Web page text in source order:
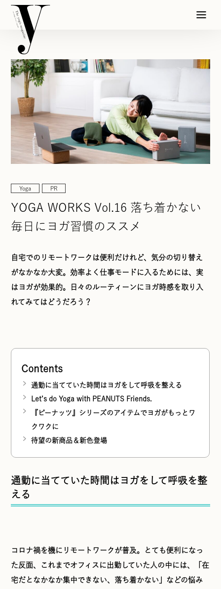
Yoga PR
YOGA WORKS Vol.16 落ち着かない
毎日にヨガ習慣のススメ
自宅でのリモートワークは便利だけれど、気分の切り替え
がなかなか大変。効率よく仕事モードに入るためには、実
はヨガが効果的。日々のルーティーンにヨガ時感を取り入
れてみてはどうだろう？
Contents
通勤に当てていた時間はヨガをして呼吸を整える
Let’s do Yoga with PEANUTS Friends.
『ピーナッツ』シリーズのアイテムでヨガがもっとワ
クワクに
待望の新商品＆新色登場
通勤に当てていた時間はヨガをして呼吸を整
える
コロナ禍を機にリモートワークが普及。とても便利になっ
た反面、これまでオフィスに出勤していた人の中には、「在
宅だとなかなか集中できない、落ち着かない」などの悩み